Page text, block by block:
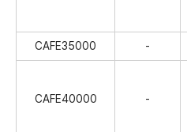
CAFE35000 -
CAFE40000 -